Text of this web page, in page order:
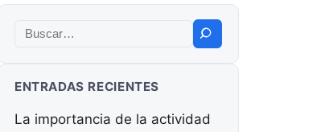
Buscar:
ENTRADAS RECIENTES
La importancia de la actividad